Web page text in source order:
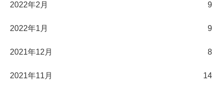
2022年2月 9
2022年1月 9
2021年12月 8
2021年11月 14